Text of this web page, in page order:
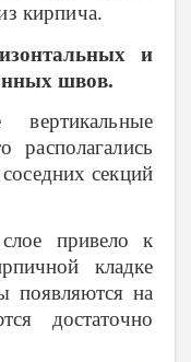
кирпича.
и
швов.
секций
привело к
кладке
появляются на
достаточно